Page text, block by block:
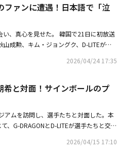
あり）・BIGBANGのD-LITE、アメリカ
を盗まれた」（動画あり）
荒らされて、パスポートを盗まれた」と
ちた「コーチェラ」のビハインドを明か
続け、「撮影中に車の窓ガラスを割られ
度盗まれたのだ」とつけ加えた。
ファンに遭遇！日本語で「泣
い、真心を見せた。 韓国で21日に初放送
成勲、キム・ジョングク、D-LITEが熊
ング器具が使えると感嘆し、D-LITEは
する」と感心した。キム・ジョングクは
なければならない説明書をよく読まずに
驚かせ、秋山成勲は「掃除しろ」と後片
て熊本市内に移動中、D-LITEは「ここは
より、いかにも日本という定番の場所で
は初めて見た、ほとんど行く人はいない
2026/04/24 17:35
希と対面！サインボールのプ
アムを訪問し、選手たちと対面した。本
、G-DRAGONとD-LITEが選手たちと交流
インボールをプレゼントされたという。
2026/04/15 17:10